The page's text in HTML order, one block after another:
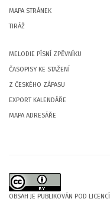
MAPA STRÁNEK
TIRÁŽ
MELODIE PÍSNÍ ZPĚVNÍKU
ČASOPISY KE STAŽENÍ
Z ČESKÉHO ZÁPASU
EXPORT KALENDÁŘE
MAPA ADRESÁŘE
OBSAH JE PUBLIKOVÁN POD LICENCÍ